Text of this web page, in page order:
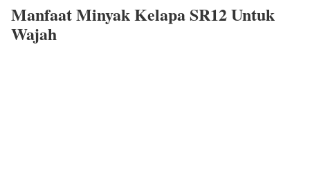
Manfaat Minyak Kelapa SR12 Untuk
Wajah